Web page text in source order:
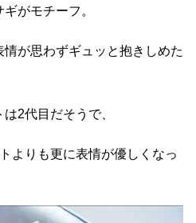
がモチーフ。
が思わずギュッと抱きしめた
2代目だそうで、
よりも更に表情が優しくなっ